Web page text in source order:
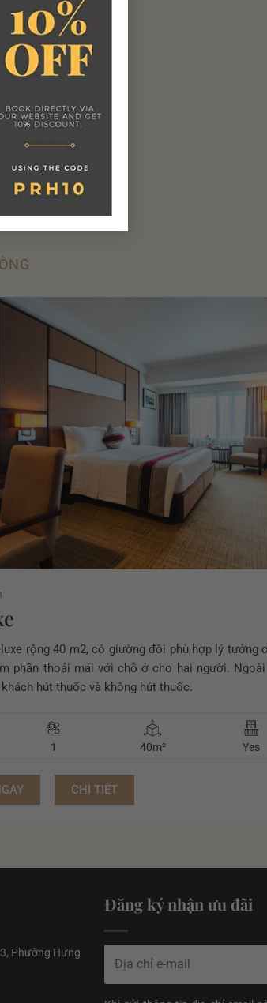
rộng 40 m2, có giường đôi phù hợp lý tưởng
phần thoải mái với chỗ ở cho hai người.
hút thuốc và không hút thuốc.
1 40m² Yes
CHI TIẾT
Phường Hưng
Đăng ký nhận ưu đãi